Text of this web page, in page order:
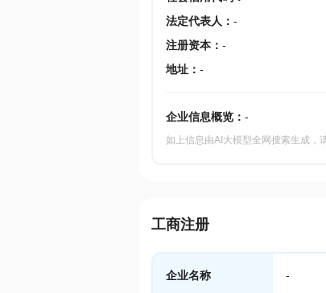
法定代表人 ： -
注册资本： -
地址： -
企业信息概览： -
如上信息由AI大模型全网搜索生成，
工商注册
企业名称 -